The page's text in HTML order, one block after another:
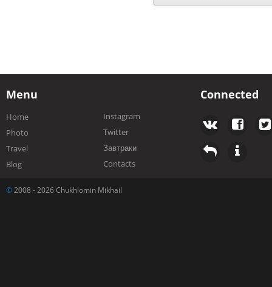
Menu
Home
Photo
Travel
Blog
Instagram
Twitter
Завтраки
Contacts
Connected
© 2008 - 2026 Chukhlomin Mikhail